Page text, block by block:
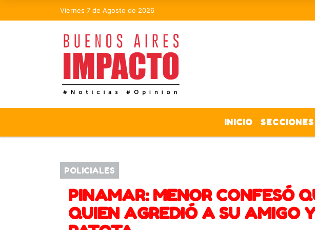
Viernes 7 de Agosto de 2026
INICIO SECCIONES
POLICIALES
PINAMAR: MENOR CONFESÓ
QUIEN AGREDIÓ A SU AMIGO